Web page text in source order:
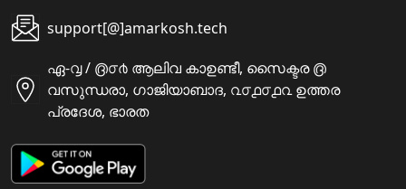
support[@]amarkosh.tech
ഏ-൮ / ൫൦൪ ആലിവ കാഉണ്ടീ, സൈക്ടര ൫
വസുന്ധരാ, ഗാജിയാബാദ, ൨൦൧൦൧൨ ഉത്തര
പ്രദേശ, ഭാരത